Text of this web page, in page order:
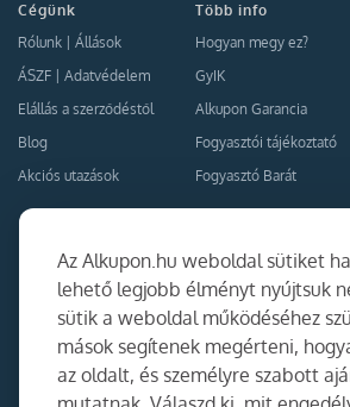
Az Alkupon.hu weboldal sütiket
lehető legjobb élményt nyújtsuk
sütik a weboldal működéséhez
mások segítenek megérteni,
az oldalt, és személyre szabott
Cégünk
Rólunk
Állások
ÁSZF
Adatvédelem
Elállás a szerződéstől
Blog
Akciós utazások
Több info
Hogyan megy ez?
GyIK
Alkupon Garancia
Fogyasztói tájékoztató
Fogyasztó Barát